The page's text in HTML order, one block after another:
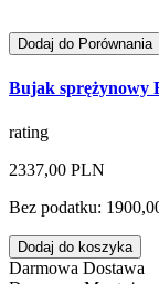
Dodaj do Porównania
Bujak sprężynowy
rating
2337,00 PLN
Bez podatku:
Dodaj do koszyka
Darmowa Dostawa